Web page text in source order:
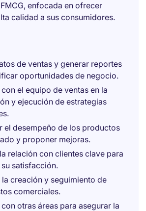
enfocada en ofrecer
calidad a sus consumidores.
de ventas y generar reportes
oportunidades de negocio.
el equipo de ventas en la
y ejecución de estrategias
el desempeño de los productos
y proponer mejoras.
relación con clientes clave para
satisfacción.
creación y seguimiento de
comerciales.
otras áreas para asegurar la